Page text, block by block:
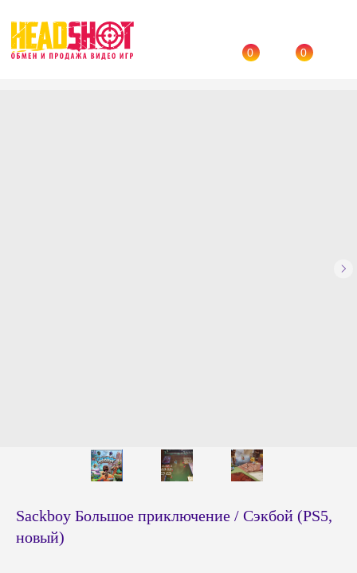
Назад → Каталог
Sackboy Большое приключение / Сэкбой (PS5,
новый)